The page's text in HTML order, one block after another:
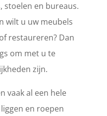
stoelen en bureaus.
wilt u uw meubels
restaureren? Dan
om met u te
zijn.
vaak al een hele
en roepen